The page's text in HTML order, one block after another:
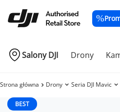
Salony DJI Drony
Strona główna Drony Seria DJI Mavic
BEST